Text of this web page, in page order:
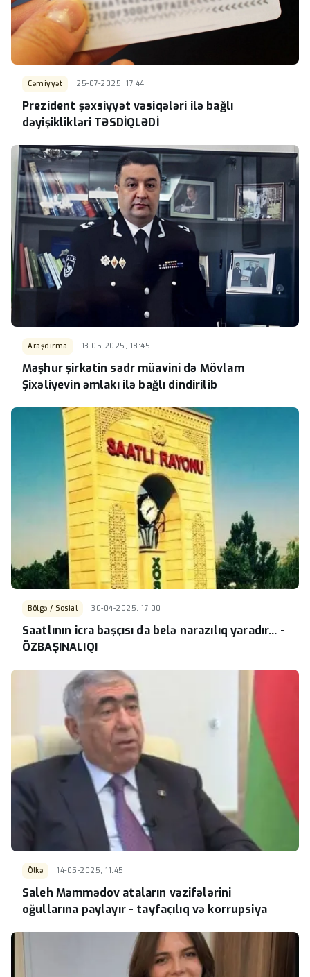
Cəmiyyət 25-07-2025, 17:44
Prezident şəxsiyyət vəsiqələri ilə bağlı
dəyişiklikləri TƏSDİQLƏDİ
Araşdırma 13-05-2025, 18:45
Məşhur şirkətin sədr müavini də Mövlam
Şixəliyevin əmlakı ilə bağlı dindirilib
Bölgə / Sosial 30-04-2025, 17:00
Saatlının icra başçısı da belə narazılıq yaradır... -
ÖZBAŞINALIQ!
Ölkə 14-05-2025, 11:45
Saleh Məmmədov ataların vəzifələrini
oğullarına paylayır - tayfaçılıq və korrupsiya